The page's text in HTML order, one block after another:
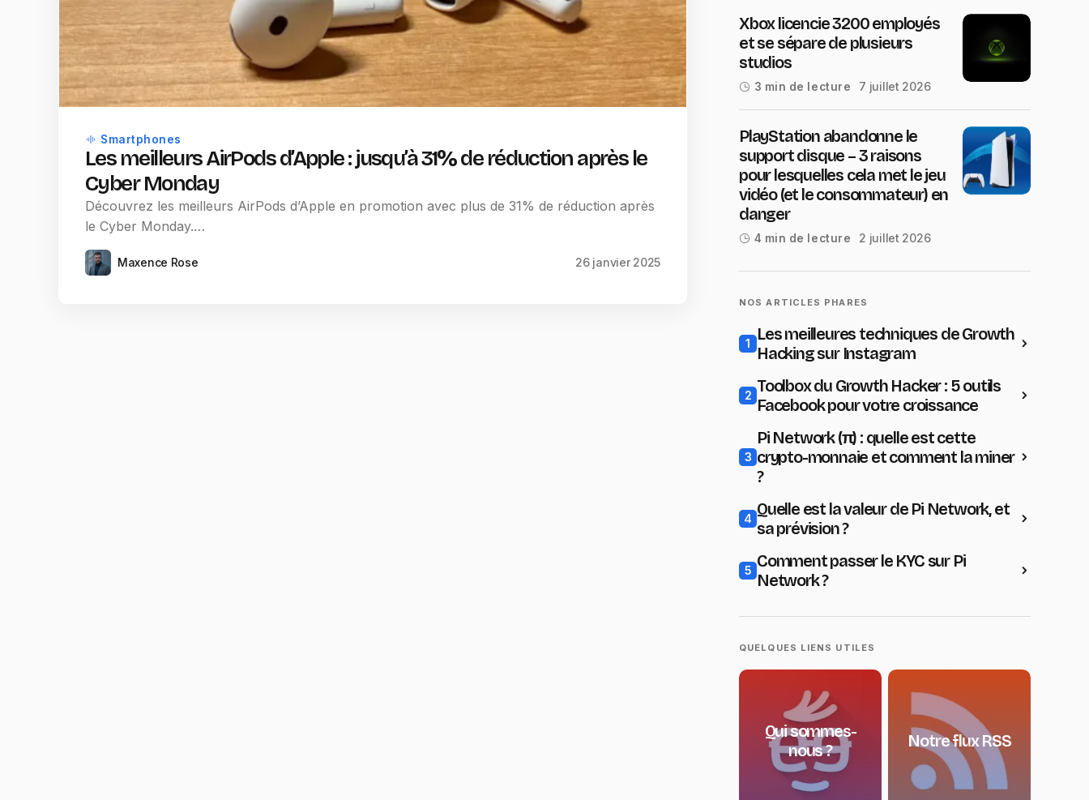
Smartphones
Les meilleurs AirPods d’Apple : jusqu’à 31% de réduction après le
Cyber Monday
Découvrez les meilleurs AirPods d’Apple en promotion avec plus de 31% de réduction après
le Cyber Monday.…
Maxence Rose 26 janvier 2025
Xbox licencie 3200 employés
et se sépare de plusieurs
studios
3 min de lecture 7 juillet 2026
PlayStation abandonne le
support disque – 3 raisons
pour lesquelles cela met le jeu
vidéo (et le consommateur) en
danger
4 min de lecture 2 juillet 2026
NOS ARTICLES PHARES
1
Les meilleures techniques de Growth
Hacking sur Instagram
2 Toolbox du Growth Hacker : 5 outils
Facebook pour votre croissance
3
Pi Network (π) : quelle est cette
crypto-monnaie et comment la miner
?
4 Quelle est la valeur de Pi Network, et
sa prévision ?
5 Comment passer le KYC sur Pi
Network ?
QUELQUES LIENS UTILES
Qui sommes-
nous ?
Notre flux RSS